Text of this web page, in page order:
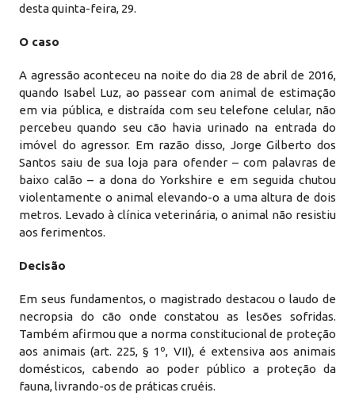
desta quinta-feira, 29.
O caso
A agressão aconteceu na noite do dia 28 de abril de 2016,
quando Isabel Luz, ao passear com animal de estimação
em via pública, e distraída com seu telefone celular, não
percebeu quando seu cão havia urinado na entrada do
imóvel do agressor. Em razão disso, Jorge Gilberto dos
Santos saiu de sua loja para ofender – com palavras de
baixo calão – a dona do Yorkshire e em seguida chutou
violentamente o animal elevando-o a uma altura de dois
metros. Levado à clínica veterinária, o animal não resistiu
aos ferimentos.
Decisão
Em seus fundamentos, o magistrado destacou o laudo de
necropsia do cão onde constatou as lesões sofridas.
Também afirmou que a norma constitucional de proteção
aos animais (art. 225, § 1º, VII), é extensiva aos animais
domésticos, cabendo ao poder público a proteção da
fauna, livrando-os de práticas cruéis.